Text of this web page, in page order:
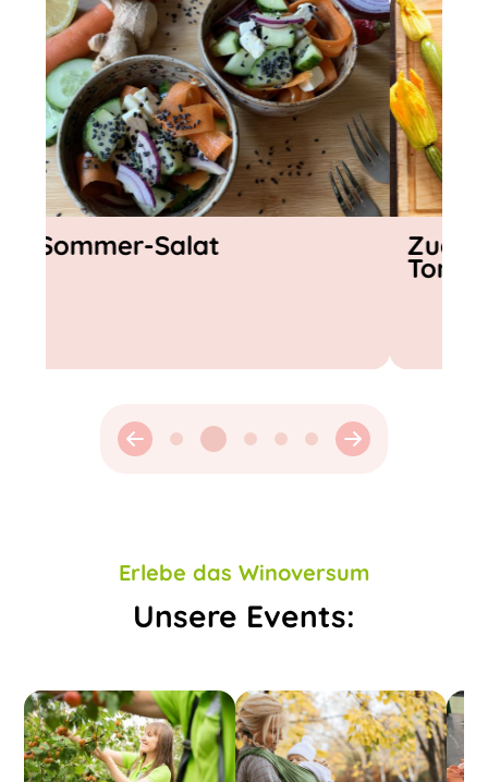
Zucchini-Frittata mit
Erlebe das Winoversum
Unsere Events: